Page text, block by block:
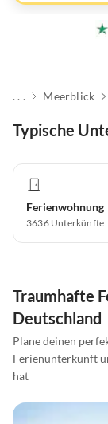
. . . Meerblick
Typische
Ferienwohnung
3636 Unterkünfte
Traumhafte
Deutschland
Plane deinen
Ferienunterkunft
hat